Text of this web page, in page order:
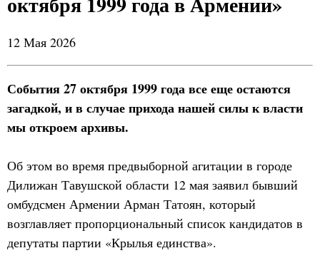
12 Мая 2026
События 27 октября 1999 года все еще остаются
загадкой, и в случае прихода нашей силы к власти
мы откроем архивы.
Об этом во время предвыборной агитации в городе
Дилижан Тавушской области 12 мая заявил бывший
омбудсмен Армении Арман Татоян, который
возглавляет пропорциональный список кандидатов в
депутаты партии «Крылья единства».